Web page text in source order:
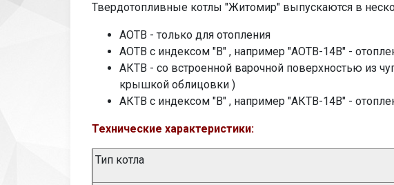
Твердотопливные котлы "Житомир" выпускаются в
АОТВ - только для отопления
АОТВ с индексом "В" , например "АОТВ-14В" -
АКТВ - со встроенной варочной поверхностью из
крышкой облицовки )
АКТВ с индексом "В" , например "АКТВ-14В" -
Технические характеристики:
Тип котла